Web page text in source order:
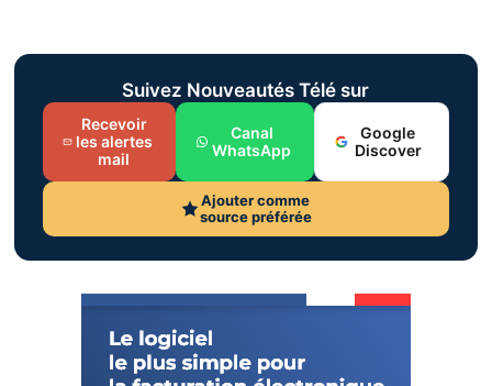
Suivez Nouveautés Télé sur
Recevoir
les alertes
mail
Canal
WhatsApp
Google
Discover
Ajouter comme
source préférée